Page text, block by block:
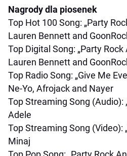
Nagrody dla piosenek
Top Hot 100 Song: „Party
Lauren Bennett and
Top Digital Song: „Party
Lauren Bennett and
Top Radio Song: „Give Me
Ne-Yo, Afrojack and Nayer
Top Streaming Song (Audio):
Adele
Top Streaming Song (Video):
Minaj